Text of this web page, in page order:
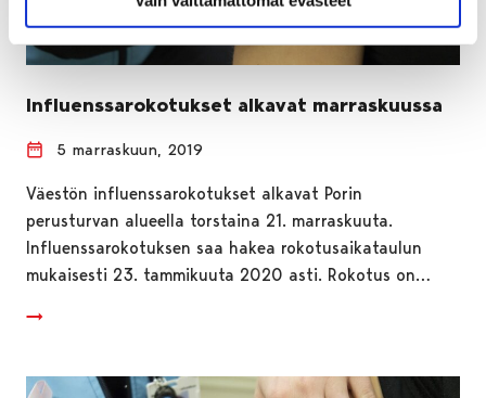
Influenssarokotukset alkavat marraskuussa
5 marraskuun, 2019
Väestön influenssarokotukset alkavat Porin
perusturvan alueella torstaina 21. marraskuuta.
Influenssarokotuksen saa hakea rokotusaikataulun
mukaisesti 23. tammikuuta 2020 asti. Rokotus on…